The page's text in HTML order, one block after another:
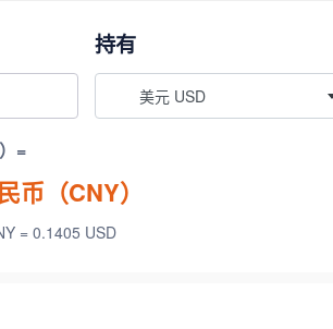
持有
美元 USD
=
币（CNY）
= 0.1405 USD